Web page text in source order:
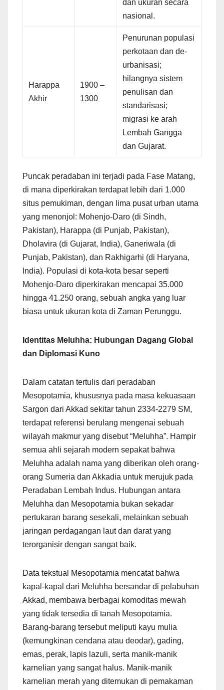
dan ukuran secara
nasional.
Harappa
Akhir
1900 –
1300
Penurunan populasi
perkotaan dan de-
urbanisasi;
hilangnya sistem
penulisan dan
standarisasi;
migrasi ke arah
Lembah Gangga
dan Gujarat.
Puncak peradaban ini terjadi pada Fase Matang,
di mana diperkirakan terdapat lebih dari 1.000
situs pemukiman, dengan lima pusat urban utama
yang menonjol: Mohenjo-Daro (di Sindh,
Pakistan), Harappa (di Punjab, Pakistan),
Dholavira (di Gujarat, India), Ganeriwala (di
Punjab, Pakistan), dan Rakhigarhi (di Haryana,
India). Populasi di kota-kota besar seperti
Mohenjo-Daro diperkirakan mencapai 35.000
hingga 41.250 orang, sebuah angka yang luar
biasa untuk ukuran kota di Zaman Perunggu.
Identitas Meluhha: Hubungan Dagang Global
dan Diplomasi Kuno
Dalam catatan tertulis dari peradaban
Mesopotamia, khususnya pada masa kekuasaan
Sargon dari Akkad sekitar tahun 2334-2279 SM,
terdapat referensi berulang mengenai sebuah
wilayah makmur yang disebut “Meluhha”. Hampir
semua ahli sejarah modern sepakat bahwa
Meluhha adalah nama yang diberikan oleh orang-
orang Sumeria dan Akkadia untuk merujuk pada
Peradaban Lembah Indus. Hubungan antara
Meluhha dan Mesopotamia bukan sekadar
pertukaran barang sesekali, melainkan sebuah
jaringan perdagangan laut dan darat yang
terorganisir dengan sangat baik.
Data tekstual Mesopotamia mencatat bahwa
kapal-kapal dari Meluhha bersandar di pelabuhan
Akkad, membawa berbagai komoditas mewah
yang tidak tersedia di tanah Mesopotamia.
Barang-barang tersebut meliputi kayu mulia
(kemungkinan cendana atau deodar), gading,
emas, perak, lapis lazuli, serta manik-manik
karnelian yang sangat halus. Manik-manik
karnelian merah yang ditemukan di pemakaman